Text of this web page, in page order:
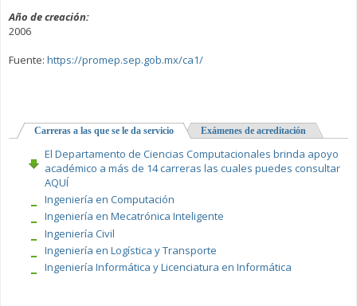
Año de creación:
2006
Fuente: https://promep.sep.gob.mx/ca1/
Carreras a las que se le da servicio (solapa activa)
Exámenes de acreditación
El Departamento de Ciencias Computacionales brinda apoyo
académico a más de 14 carreras las cuales puedes consultar
AQUÍ
Ingeniería en Computación
Ingeniería en Mecatrónica Inteligente
Ingeniería Civil
Ingeniería en Logística y Transporte
Ingeniería Informática y Licenciatura en Informática